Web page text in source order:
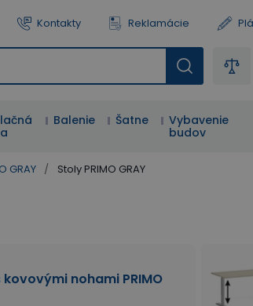
Kontakty Reklamácie
Balenie Šatne
Vybavenie
budov
GRAY / Stoly PRIMO GRAY
kovovými nohami PRIMO